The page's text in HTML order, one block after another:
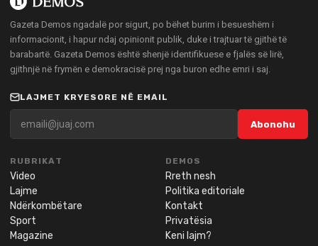
Gazeta Demos ngadalë por sigurt, po bëhet burim i besueshëm i
informacionit, i hapur ndaj opinionit publik, duke i trajtuar të gjithë të
barabartë. Gazeta Demos është shenjë identifikuese e fjalës së lirë,
gjithnjë në frymën e demokracisë prej nga buron edhe emri i saj.
LAJMET KRYESORE NË EMAIL
Abonohu
RUBRIKAT
Video
Lajme
Ndërkombëtare
Sport
Magazine
DEMOS
Rreth nesh
Politika editoriale
Kontakt
Privatësia
Keni lajm?